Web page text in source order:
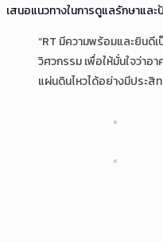
เสนอแนวทางในการดูแลรักษาแล
“RT มีความพร้อมและยินดี
วิศวกรรม เพื่อให้มั่นใจว่า
แผ่นดินไหวได้อย่างมีประสิ